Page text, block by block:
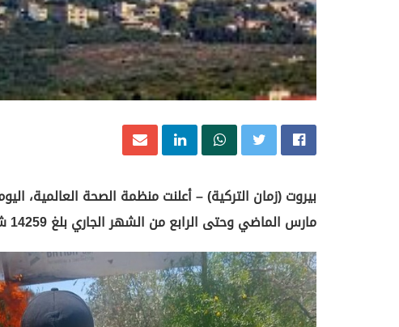
بيروت (زمان التركية) – أعلنت منظمة الصحة العالمية،
مارس الماضي وحتى الرابع من الشهر الجاري بلغ 14259 شخصا، بينهم 10733 جريحا.